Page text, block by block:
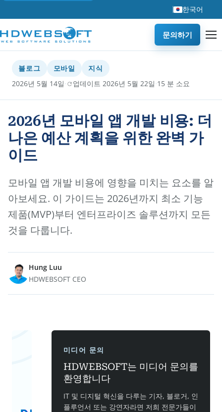
한국어
문의하기
블로그 모바일
지식
2026년 5월 14일· 업데이트 2026년 5월 22일·15 분 소요
2026년 모바일 앱 개발 비용: 더
나은 예산 계획을 위한 완벽 가
이드
모바일 앱 개발 비용에 영향을 미치는 요소를 알
아보세요. 이 가이드는 2026년까지 최소 기능
제품(MVP)부터 엔터프라이즈 솔루션까지 모든
것을 다룹니다.
Hung Luu
HDWEBSOFT CEO
미디어 문의
HDWEBSOFT는 미디어 문의를
환영합니다
IT 및 디지털 혁신을 다루는 기자, 블로거, 인
플루언서 또는 강연자라면 저희 전문가들이